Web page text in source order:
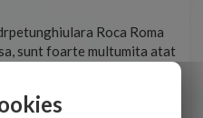
Roca Roma
sunt foarte multumita atat
am colaborat in obtinerea
bine, va doresc!